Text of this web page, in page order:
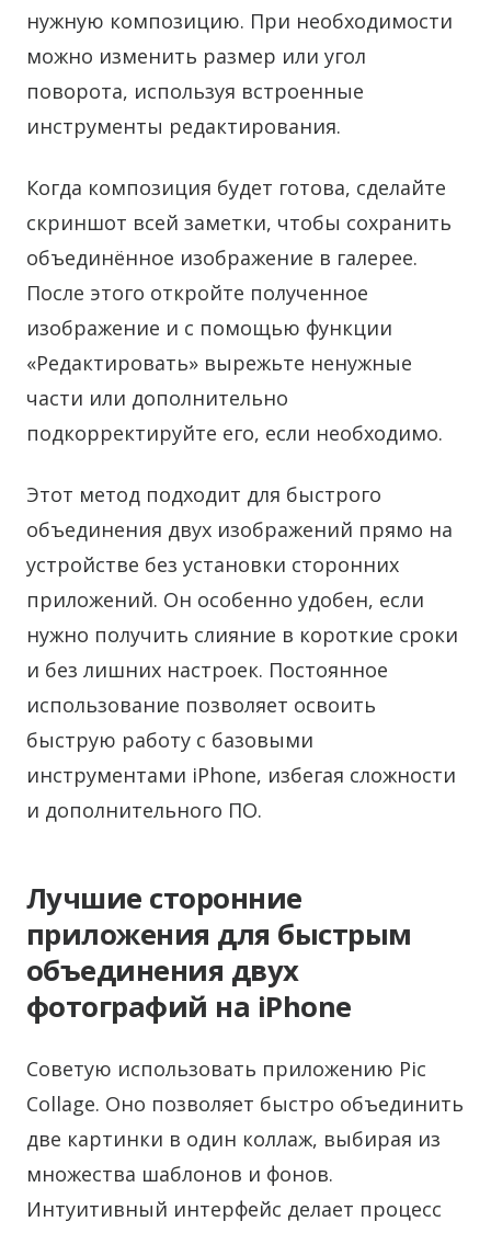
нужную композицию. При необходимости
можно изменить размер или угол
поворота, используя встроенные
инструменты редактирования.
Когда композиция будет готова, сделайте
скриншот всей заметки, чтобы сохранить
объединённое изображение в галерее.
После этого откройте полученное
изображение и с помощью функции
«Редактировать» вырежьте ненужные
части или дополнительно
подкорректируйте его, если необходимо.
Этот метод подходит для быстрого
объединения двух изображений прямо на
устройстве без установки сторонних
приложений. Он особенно удобен, если
нужно получить слияние в короткие сроки
и без лишних настроек. Постоянное
использование позволяет освоить
быструю работу с базовыми
инструментами iPhone, избегая сложности
и дополнительного ПО.
Лучшие сторонние
приложения для быстрым
объединения двух
фотографий на iPhone
Советую использовать приложению Pic
Collage. Оно позволяет быстро объединить
две картинки в один коллаж, выбирая из
множества шаблонов и фонов.
Интуитивный интерфейс делает процесс